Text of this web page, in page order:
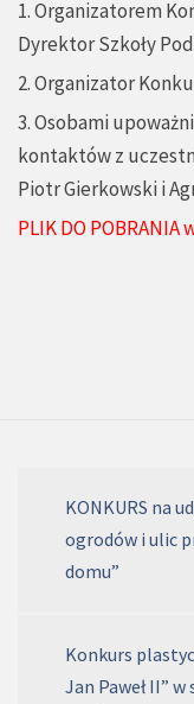
1. Organizatorem
Dyrektor Szkoły
2. Organizator
3. Osobami
kontaktów z
Piotr Gierkowski i
PLIK DO POBRANIA
KONKURS na
ogrodów i ulic
domu”
Konkurs
Jan Paweł II”